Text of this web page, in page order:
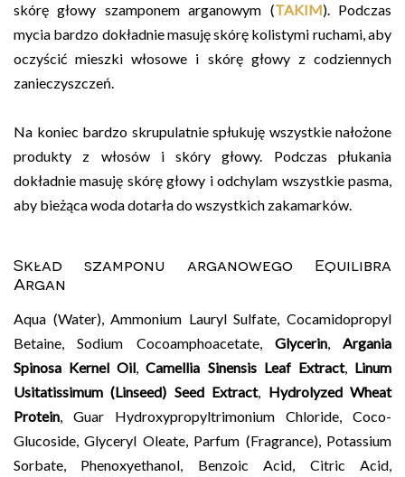
skórę głowy szamponem arganowym (TAKIM). Podczas
mycia bardzo dokładnie masuję skórę kolistymi ruchami, aby
oczyścić mieszki włosowe i skórę głowy z codziennych
zanieczyszczeń.
Na koniec bardzo skrupulatnie spłukuję wszystkie nałożone
produkty z włosów i skóry głowy. Podczas płukania
dokładnie masuję skórę głowy i odchylam wszystkie pasma,
aby bieżąca woda dotarła do wszystkich zakamarków.
Skład szamponu arganowego Equilibra
Argan
Aqua (Water), Ammonium Lauryl Sulfate, Cocamidopropyl
Betaine, Sodium Cocoamphoacetate, Glycerin, Argania
Spinosa Kernel Oil,Camellia Sinensis Leaf Extract, Linum
Usitatissimum (Linseed) Seed Extract, Hydrolyzed Wheat
Protein, Guar Hydroxypropyltrimonium Chloride, Coco-
Glucoside, Glyceryl Oleate, Parfum (Fragrance), Potassium
Sorbate, Phenoxyethanol, Benzoic Acid, Citric Acid,